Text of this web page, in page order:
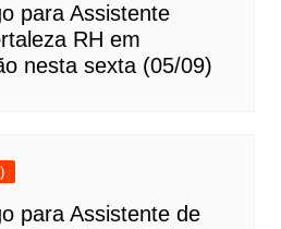
para Assistente
RH em
nesta sexta (05/09)
para Assistente de